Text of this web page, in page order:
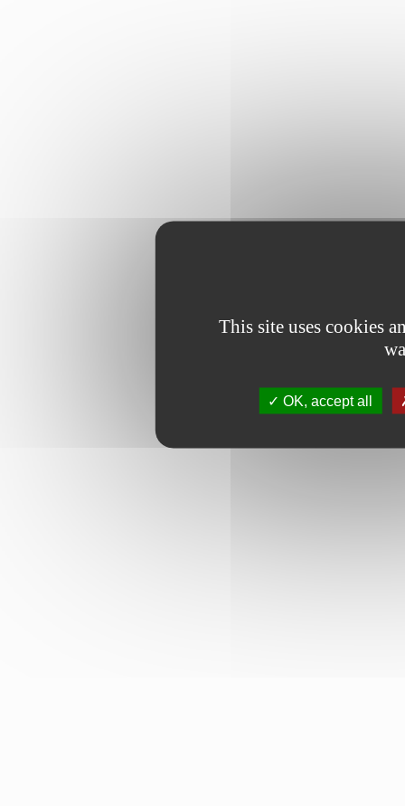
This site uses cookies
OK, accept all